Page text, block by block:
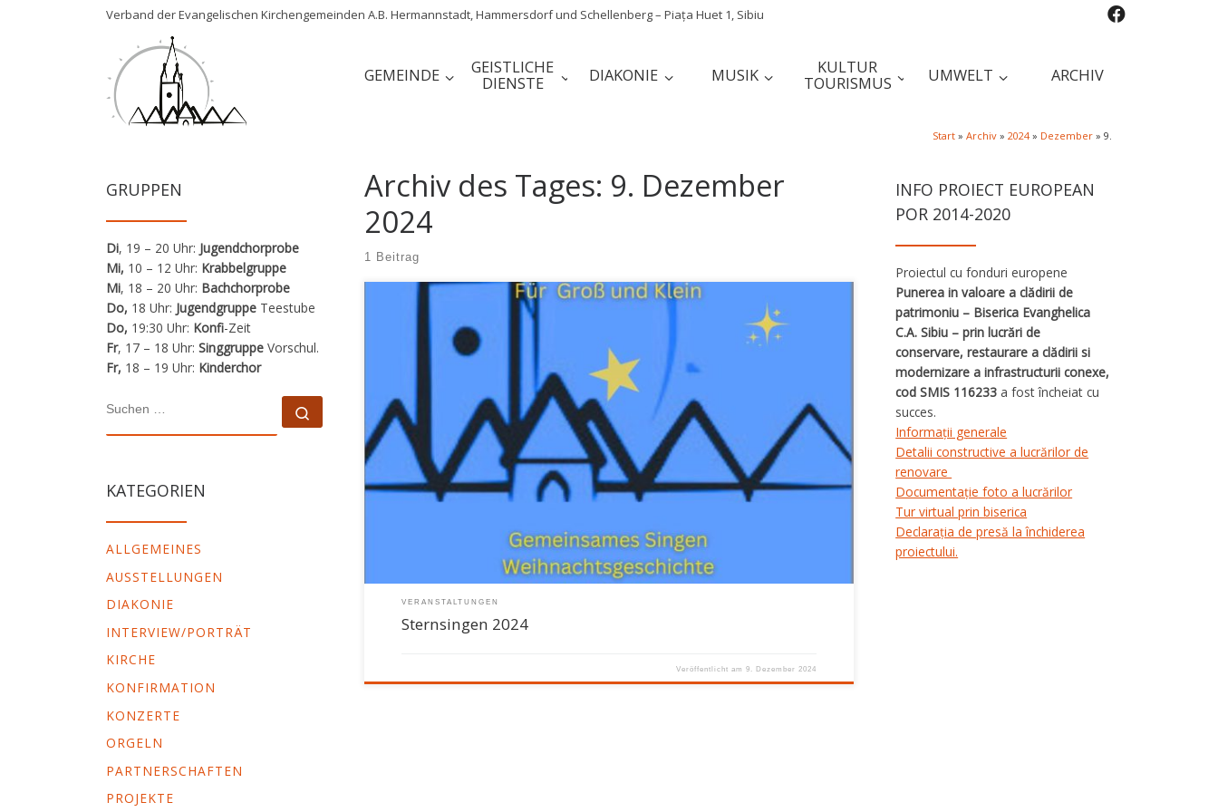
Verband der Evangelischen Kirchengemeinden A.B. Hermannstadt, Hammersdorf und Schellenberg – Piața Huet 1, Sibiu
GEMEINDE GEISTLICHE
DIENSTE DIAKONIE MUSIK KULTUR
TOURISMUS UMWELT ARCHIV
Start » Archiv » 2024 » Dezember » 9.
Archiv des Tages: 9. Dezember
2024
1 Beitrag
VERANSTALTUNGEN
Sternsingen 2024
Veröffentlicht am9. Dezember 2024
GRUPPEN
Di, 19 – 20 Uhr: Jugendchorprobe
Mi, 10 – 12 Uhr: Krabbelgruppe
Mi, 18 – 20 Uhr: Bachchorprobe
Do, 18 Uhr: Jugendgruppe Teestube
Do, 19:30 Uhr: Konfi-Zeit
Fr, 17 – 18 Uhr: Singgruppe Vorschul.
Fr, 18 – 19 Uhr: Kinderchor
SUCHE Suchen …
KATEGORIEN
ALLGEMEINES
AUSSTELLUNGEN
DIAKONIE
INTERVIEW/PORTRÄT
KIRCHE
KONFIRMATION
KONZERTE
ORGELN
PARTNERSCHAFTEN
PROJEKTE
INFO PROIECT EUROPEAN
POR 2014-2020
Proiectul cu fonduri europene
Punerea in valoare a clădirii de
patrimoniu – Biserica Evanghelica
C.A. Sibiu – prin lucrări de
conservare, restaurare a clădirii si
modernizare a infrastructurii conexe,
cod SMIS 116233a fost încheiat cu
succes.
Informații generale
Detalii constructive a lucrărilor de
renovare
Documentație foto a lucrărilor
Tur virtual prin biserica
Declarația de presă la închiderea
proiectului.